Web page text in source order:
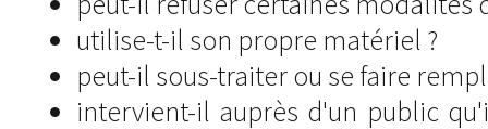
utilise-t-il son propre matériel ?
peut-il sous-traiter ou se faire
intervient-il auprès d'un public